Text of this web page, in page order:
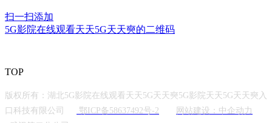
扫一扫添加
5G影院在线观看天天5G天天奭的二维码
TOP
版权所有：湖北5G影院在线观看天天5G天天奭5G影院天天5G天天奭入
口科技有限公司
鄂ICP备58637492号-2
网站建设：中企动力